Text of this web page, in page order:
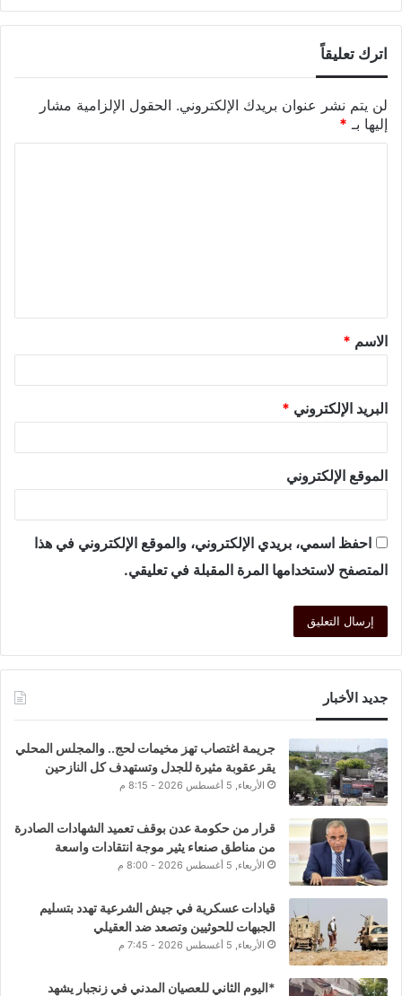
اترك تعليقاً
لن يتم نشر عنوان بريدك الإلكتروني. الحقول الإلزامية مشار
إليها بـ *
الاسم *
البريد الإلكتروني *
الموقع الإلكتروني
احفظ اسمي، بريدي الإلكتروني، والموقع الإلكتروني في هذا
المتصفح لاستخدامها المرة المقبلة في تعليقي.
جديد الأخبار
جريمة اغتصاب تهز مخيمات لحج.. والمجلس المحلي
يقر عقوبة مثيرة للجدل وتستهدف كل النازحين
الأربعاء, 5 أغسطس 2026 - 8:15 م
قرار من حكومة عدن بوقف تعميد الشهادات الصادرة
من مناطق صنعاء يثير موجة انتقادات واسعة
الأربعاء, 5 أغسطس 2026 - 8:00 م
قيادات عسكرية في جيش الشرعية تهدد بتسليم
الجبهات للحوثيين وتصعد ضد العقيلي
الأربعاء, 5 أغسطس 2026 - 7:45 م
*اليوم الثاني للعصيان المدني في زنجبار يشهد